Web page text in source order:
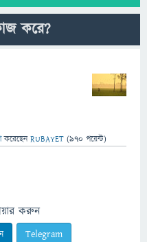
করে?
করেছেনRUBAYET (970 পয়েন্ট)
করুন
Telegram